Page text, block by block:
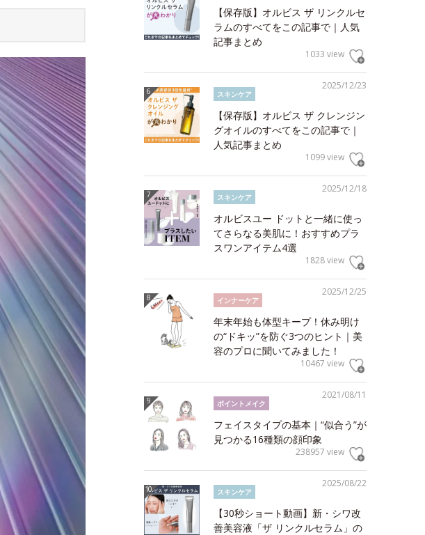
【保存版】オルビス ザ リンクルセ
ラムのすべてをこの記事で｜人気
記事まとめ
1033 view
2025/12/23
スキンケア
【保存版】オルビス ザ クレンジン
グオイルのすべてをこの記事で｜
人気記事まとめ
1099 view
2025/12/18
スキンケア
オルビスユー ドットと一緒に使っ
てさらなる美肌に！おすすめプラ
スワンアイテム4選
1828 view
2025/12/25
インナーケア
年末年始も体型キープ！休み明け
の“ドキッ”を防ぐ3つのヒント｜美
容のプロに聞いてみました！
10467 view
2021/08/11
ポイントメイク
フェイスタイプの基本｜“似合う”が
見つかる16種類の顔印象
238957 view
2025/08/22
スキンケア
【30秒ショート動画】新・シワ改
善美容液「ザ リンクルセラム」の